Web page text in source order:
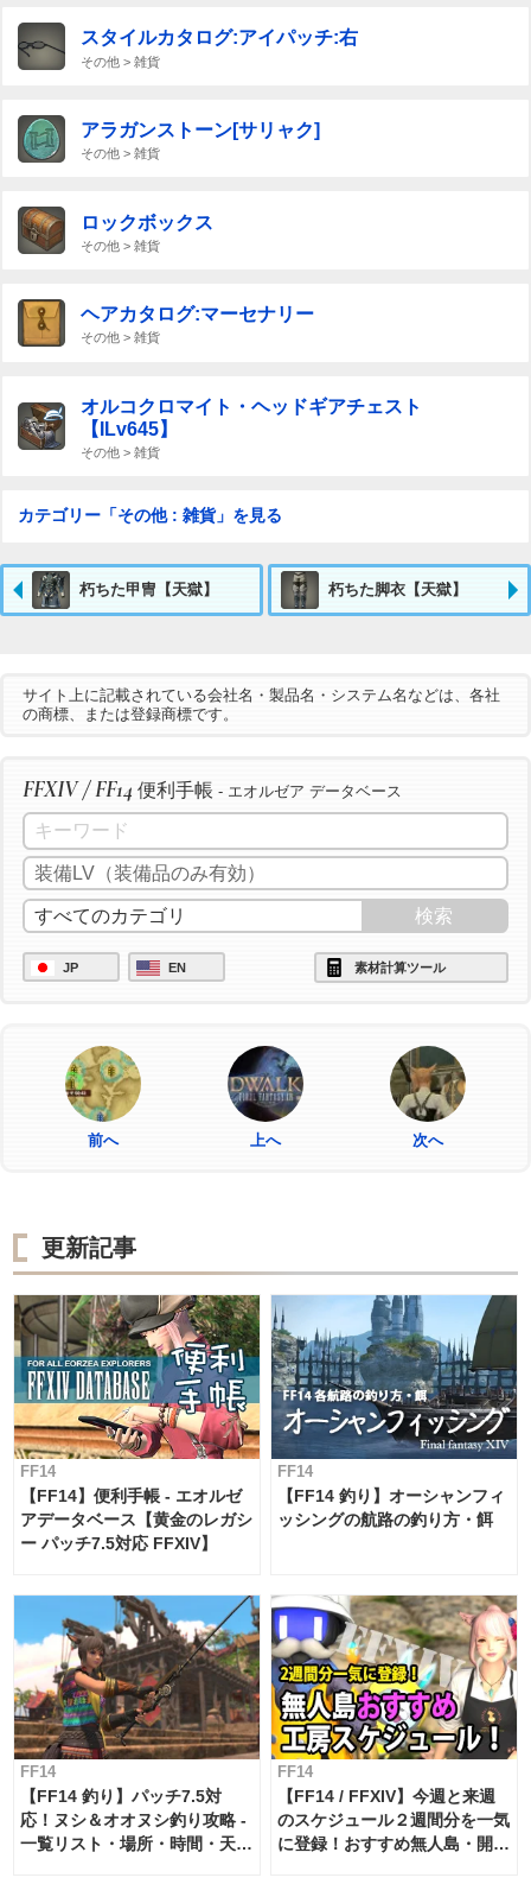
スタイルカタログ:アイパッチ:右
その他 > 雑貨
アラガンストーン[サリャク]
その他 > 雑貨
ロックボックス
その他 > 雑貨
ヘアカタログ:マーセナリー
その他 > 雑貨
オルコクロマイト・ヘッドギアチェスト
【ILv645】
その他 > 雑貨
カテゴリー「その他 : 雑貨」を見る
朽ちた甲冑【天獄】 朽ちた脚衣【天獄】
サイト上に記載されている会社名・製品名・システム名などは、各社
の商標、または登録商標です。
FFXIV / FF14 便利手帳 - エオルゼア データベース
JP EN 素材計算ツール
前へ 上へ 次へ
更新記事
FF14
【FF14】便利手帳 - エオルゼ
アデータベース【黄金のレガシ
ー パッチ7.5対応 FFXIV】
FF14
【FF14 釣り】オーシャンフィ
ッシングの航路の釣り方・餌
FF14
【FF14 釣り】パッチ7.5対
応！ヌシ＆オオヌシ釣り攻略 -
一覧リスト・場所・時間・天
FF14
【FF14 / FFXIV】今週と来週
のスケジュール２週間分を一気
に登録！おすすめ無人島・開拓